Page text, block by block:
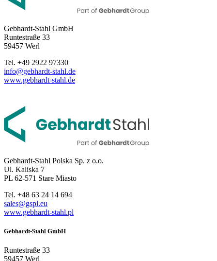
Gebhardt-Stahl GmbH
Runtestraße 33
59457 Werl
Tel. +49 2922 97330
info@gebhardt-stahl.de
www.gebhardt-stahl.de
Gebhardt-Stahl Polska Sp. z o.o.
Ul. Kaliska 7
PL 62-571 Stare Miasto
Tel. +48 63 24 14 694
sales@gspl.eu
www.gebhardt-stahl.pl
Gebhardt-Stahl GmbH
Runtestraße 33
59457 Werl